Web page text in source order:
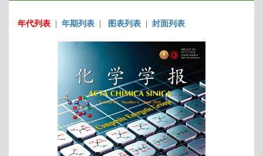
年代列表 年期列表 图表列表 封面列表